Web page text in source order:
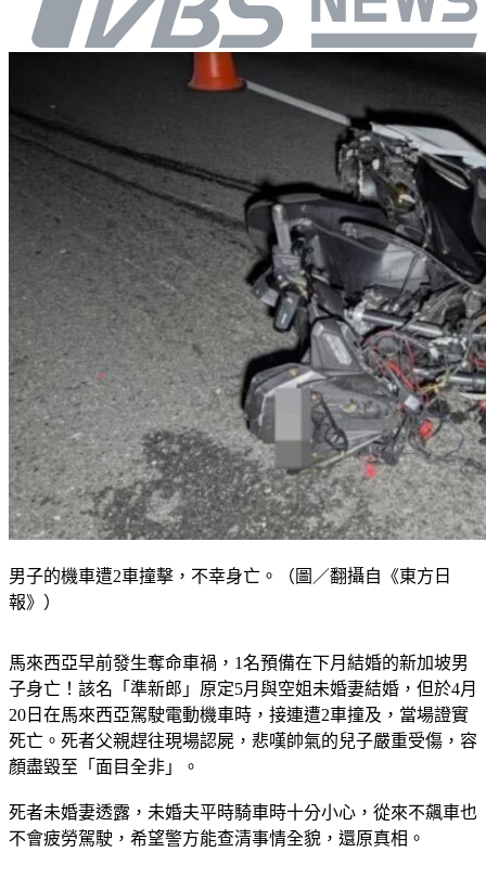
男子的機車遭2車撞擊，不幸身亡。（圖／翻攝自《東方日
報》）
馬來西亞早前發生奪命車禍，1名預備在下月結婚的新加坡男
子身亡！該名「準新郎」原定5月與空姐未婚妻結婚，但於4月
20日在馬來西亞駕駛電動機車時，接連遭2車撞及，當場證實
死亡。死者父親趕往現場認屍，悲嘆帥氣的兒子嚴重受傷，容
顏盡毀至「面目全非」。
死者未婚妻透露，未婚夫平時騎車時十分小心，從來不飆車也
不會疲勞駕駛，希望警方能查清事情全貌，還原真相。